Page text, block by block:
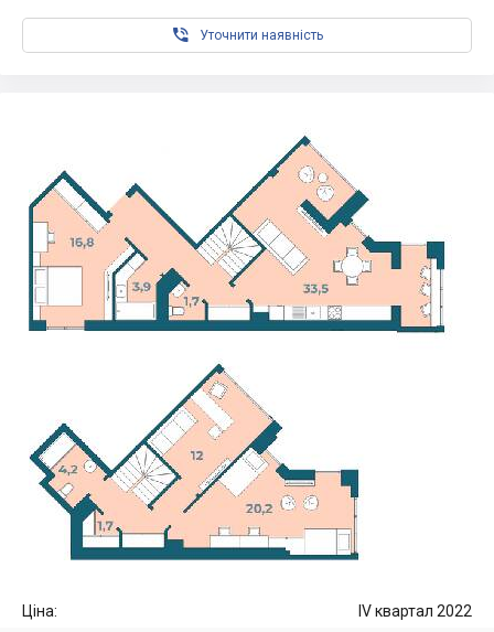
 Уточнити наявність
Ціна: IV квартал 2022